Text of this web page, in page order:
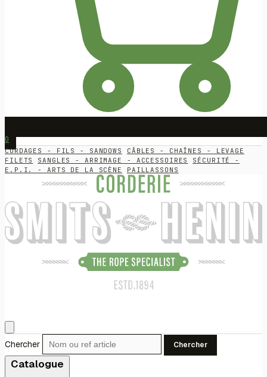
0
CORDAGES - FILS - SANDOWS
CÂBLES - CHAÎNES - LEVAGE
FILETS
SANGLES - ARRIMAGE - ACCESSOIRES
SÉCURITÉ -
E.P.I. - ARTS DE LA SCÈNE
PAILLASSONS
Chercher Chercher
Catalogue